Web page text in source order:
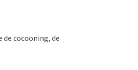
de cocooning, de